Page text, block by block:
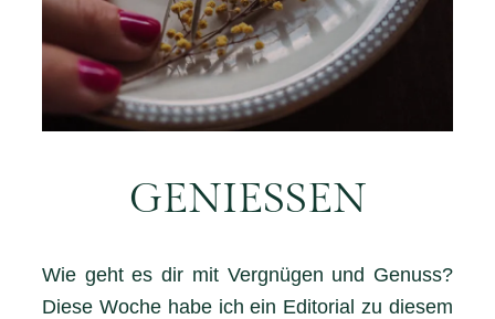
GENIESSEN
Wie geht es dir mit Vergnügen und Genuss?
Diese Woche habe ich ein Editorial zu diesem